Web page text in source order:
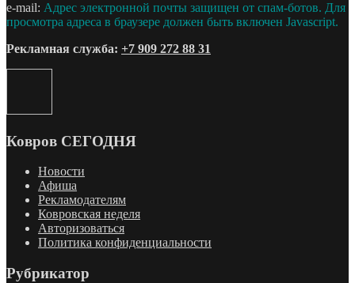
e-mail: Адрес электронной почты защищен от спам-ботов. Для
просмотра адреса в браузере должен быть включен Javascript.
Рекламная служба: +7 909 272 88 31
Ковров СЕГОДНЯ
Новости
Афиша
Рекламодателям
Ковровская неделя
Авторизоваться
Политика конфиденциальности
Рубрикатор